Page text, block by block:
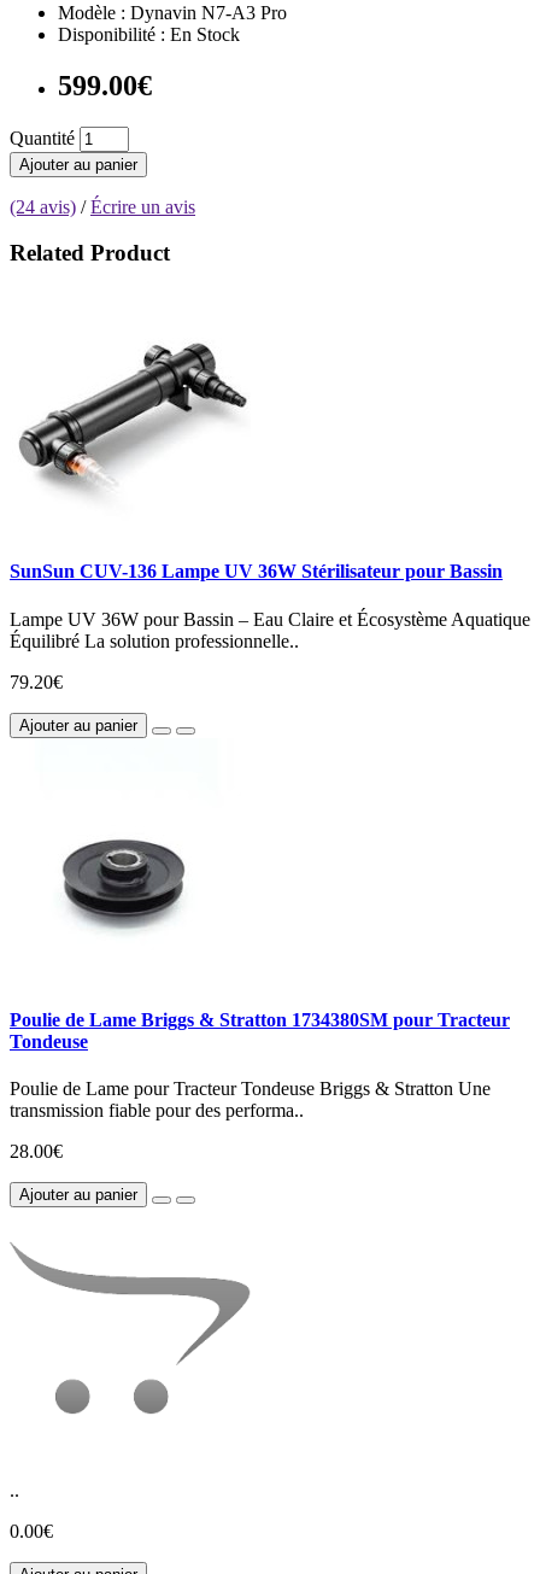
Modèle : Dynavin N7-A3 Pro
Disponibilité : En Stock
599.00€
Quantité
Ajouter au panier
(24 avis) /Écrire un avis
Related Product
SunSun CUV-136 Lampe UV 36W Stérilisateur pour Bassin
Lampe UV 36W pour Bassin – Eau Claire et Écosystème Aquatique
Équilibré La solution professionnelle..
79.20€
Ajouter au panier
Poulie de Lame Briggs & Stratton 1734380SM pour Tracteur
Tondeuse
Poulie de Lame pour Tracteur Tondeuse Briggs & Stratton Une
transmission fiable pour des performa..
28.00€
Ajouter au panier
..
0.00€